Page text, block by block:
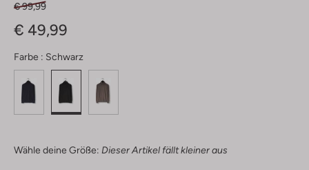
€ 99,99
€ 49,99
Farbe : Schwarz
Wähle deine Größe: Dieser Artikel fällt kleiner aus